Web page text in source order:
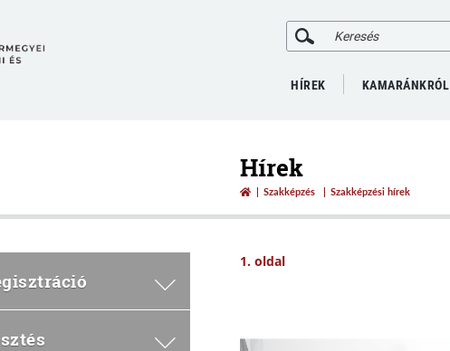
HÍREK KAMARÁNKRÓL
Hírek
Szakképzés Szakképzési hírek
1. oldal